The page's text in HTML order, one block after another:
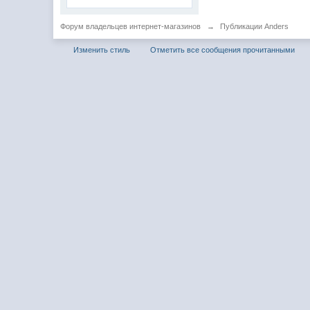
Форум владельцев интернет-магазинов → Публикации Anders
Изменить стиль Отметить все сообщения прочитанными